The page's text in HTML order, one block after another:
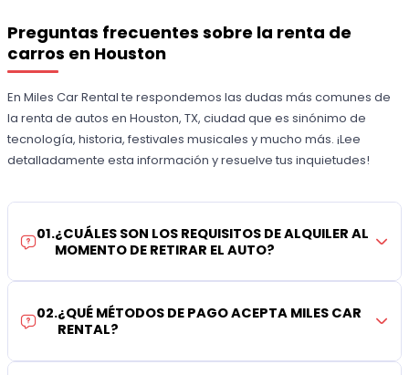
Preguntas frecuentes sobre la renta de
carros en Houston
En Miles Car Rental te respondemos las dudas más comunes de
la renta de autos en Houston, TX, ciudad que es sinónimo de
tecnología, historia, festivales musicales y mucho más. ¡Lee
detalladamente esta información y resuelve tus inquietudes!
01.¿CUÁLES SON LOS REQUISITOS DE ALQUILER AL
MOMENTO DE RETIRAR EL AUTO?
02.¿QUÉ MÉTODOS DE PAGO ACEPTA MILES CAR
RENTAL?